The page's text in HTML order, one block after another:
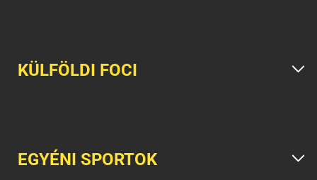
KÜLFÖLDI FOCI
EGYÉNI SPORTOK